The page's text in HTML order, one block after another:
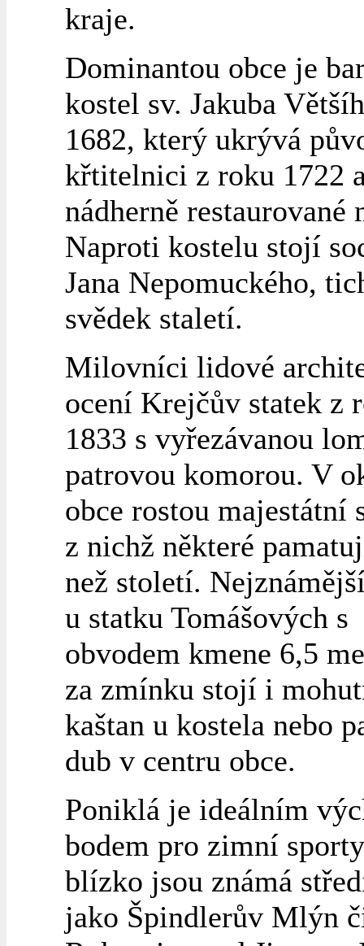
kraje.
Dominantou obce je
kostel sv. Jakuba
1682, který ukrývá
křtitelnici z roku 1722
nádherně restaurované
Naproti kostelu stojí
Jana Nepomuckého,
svědek staletí.
Milovníci lidové
ocení Krejčův statek z
1833 s vyřezávanou
patrovou komorou. V
obce rostou majestátní
z nichž některé
než století.
u statku Tomášových s
obvodem kmene 6,5
za zmínku stojí i
kaštan u kostela nebo
dub v centru obce.
Poniklá je ideálním
bodem pro zimní
blízko jsou známá
jako Špindlerův Mlýn